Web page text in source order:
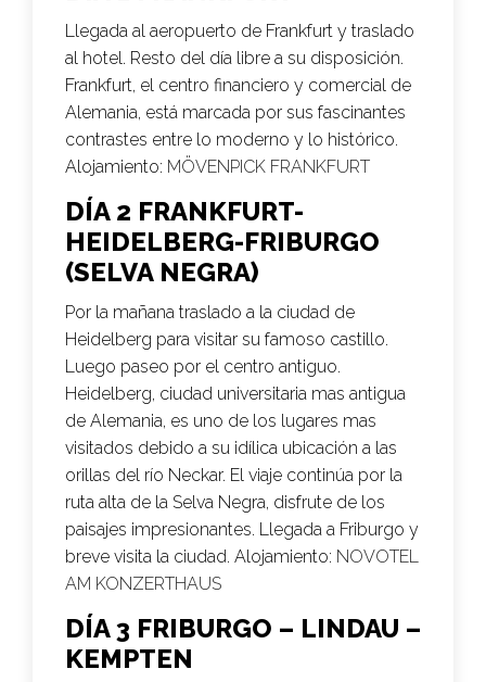
Llegada al aeropuerto de Frankfurt y traslado
al hotel. Resto del día libre a su disposición.
Frankfurt, el centro financiero y comercial de
Alemania, está marcada por sus fascinantes
contrastes entre lo moderno y lo histórico.
Alojamiento: MÖVENPICK FRANKFURT
DÍA 2 FRANKFURT-
HEIDELBERG-FRIBURGO
(SELVA NEGRA)
Por la mañana traslado a la ciudad de
Heidelberg para visitar su famoso castillo.
Luego paseo por el centro antiguo.
Heidelberg, ciudad universitaria mas antigua
de Alemania, es uno de los lugares mas
visitados debido a su idílica ubicación a las
orillas del río Neckar. El viaje continúa por la
ruta alta de la Selva Negra, disfrute de los
paisajes impresionantes. Llegada a Friburgo y
breve visita la ciudad. Alojamiento: NOVOTEL
AM KONZERTHAUS
DÍA 3 FRIBURGO – LINDAU –
KEMPTEN